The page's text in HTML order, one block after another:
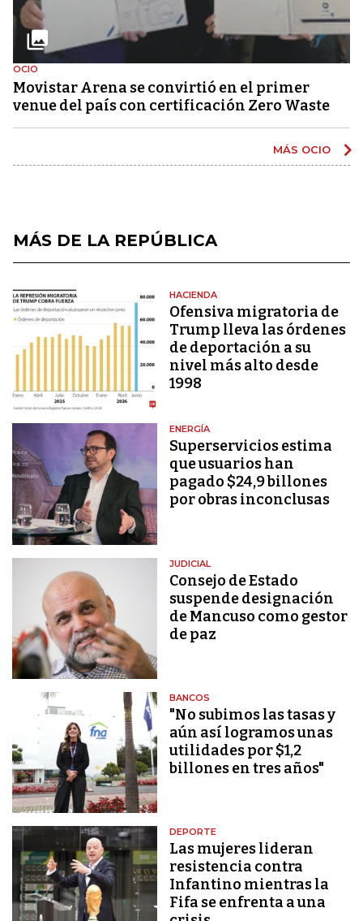
OCIO
Movistar Arena se convirtió en el primer
venue del país con certificación Zero Waste
MÁS OCIO
MÁS DE LA REPÚBLICA
HACIENDA
Ofensiva migratoria de
Trump lleva las órdenes
de deportación a su
nivel más alto desde
1998
ENERGÍA
Superservicios estima
que usuarios han
pagado $24,9 billones
por obras inconclusas
JUDICIAL
Consejo de Estado
suspende designación
de Mancuso como gestor
de paz
BANCOS
"No subimos las tasas y
aún así logramos unas
utilidades por $1,2
billones en tres años"
DEPORTE
Las mujeres lideran
resistencia contra
Infantino mientras la
Fifa se enfrenta a una